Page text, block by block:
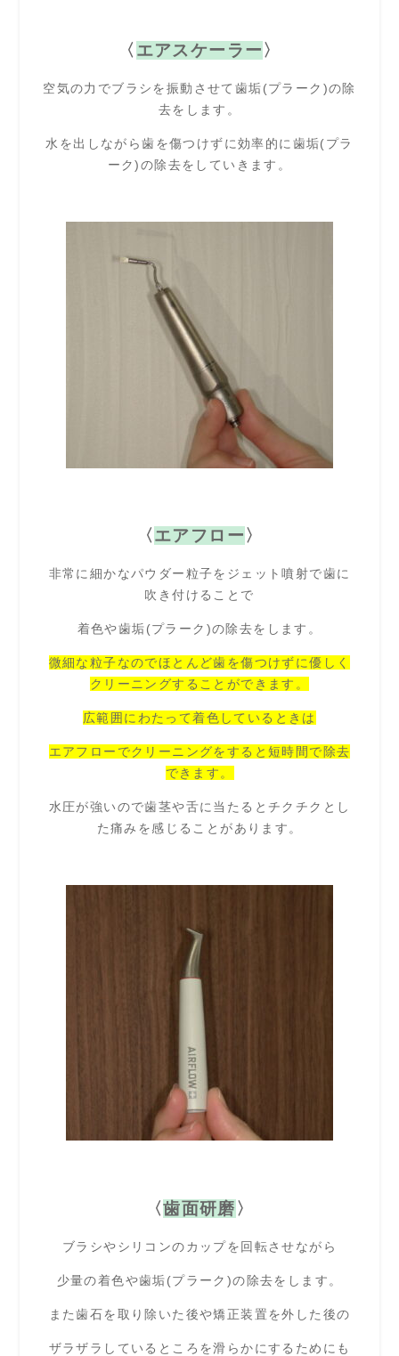
〈 エアスケーラー 〉
空気の力でブラシを振動させて歯垢(プラーク)の除
去をします。
水を出しながら歯を傷つけずに効率的に歯垢(プラ
ーク)の除去をしていきます。
〈エアフロー 〉
非常に細かなパウダー粒子をジェット噴射で歯に
吹き付けることで
着色や歯垢(プラーク)の除去をします。
微細な粒子なのでほとんど歯を傷つけずに優しく
クリーニングすることができます。
広範囲にわたって着色しているときは
エアフローでクリーニングをすると短時間で除去
できます。
水圧が強いので歯茎や舌に当たるとチクチクとし
た痛みを感じることがあります。
〈歯面研磨〉
ブラシやシリコンのカップを回転させながら
少量の着色や歯垢(プラーク)の除去をします。
また歯石を取り除いた後や矯正装置を外した後の
ザラザラしているところを滑らかにするためにも